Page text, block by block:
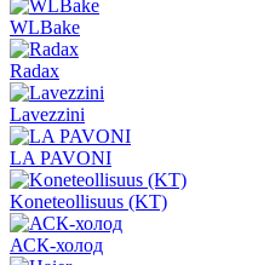
WLBake
Radax
Lavezzini
LA PAVONI
Koneteollisuus (KT)
АСК-холод